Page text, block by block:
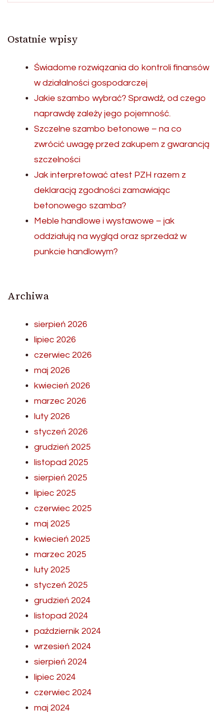
Ostatnie wpisy
Świadome rozwiązania do kontroli finansów
w działalności gospodarczej
Jakie szambo wybrać? Sprawdź, od czego
naprawdę zależy jego pojemność.
Szczelne szambo betonowe – na co
zwrócić uwagę przed zakupem z gwarancją
szczelności
Jak interpretować atest PZH razem z
deklaracją zgodności zamawiając
betonowego szamba?
Meble handlowe i wystawowe – jak
oddziałują na wygląd oraz sprzedaż w
punkcie handlowym?
Archiwa
sierpień 2026
lipiec 2026
czerwiec 2026
maj 2026
kwiecień 2026
marzec 2026
luty 2026
styczeń 2026
grudzień 2025
listopad 2025
sierpień 2025
lipiec 2025
czerwiec 2025
maj 2025
kwiecień 2025
marzec 2025
luty 2025
styczeń 2025
grudzień 2024
listopad 2024
październik 2024
wrzesień 2024
sierpień 2024
lipiec 2024
czerwiec 2024
maj 2024